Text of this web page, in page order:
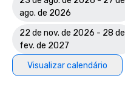
ago. de 2026
22 de nov. de 2026 - 28 de
fev. de 2027
Visualizar calendário